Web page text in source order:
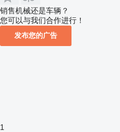
销售机械还是车辆？
您可以与我们合作进行！
发布您的广告
1